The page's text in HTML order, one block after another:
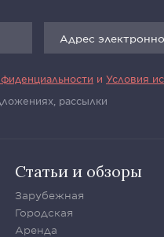
и Условия
рассылки
Статьи и обзоры
Зарубежная
Городская
Аренда